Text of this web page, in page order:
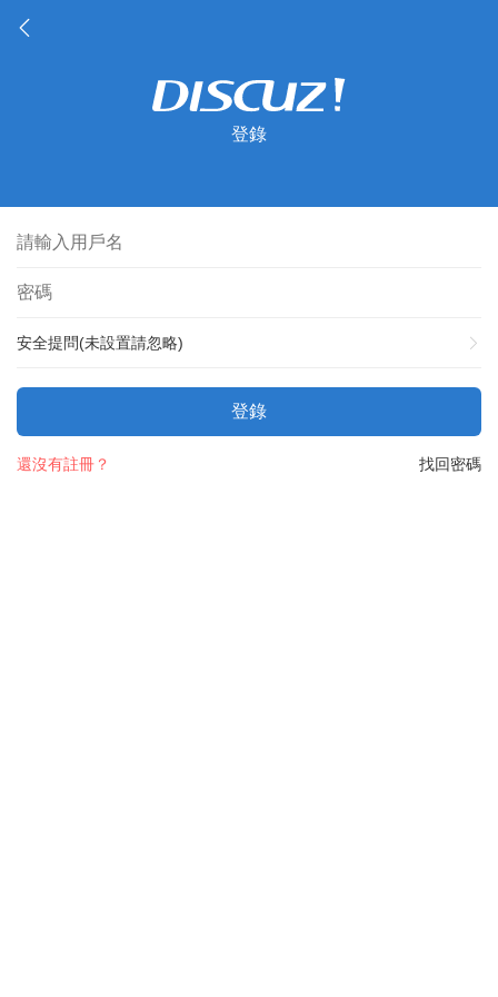
登錄
安全提問(未設置請忽略)
登錄
找回密碼
還沒有註冊？